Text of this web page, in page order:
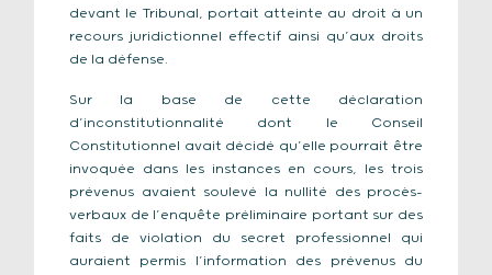
devant le Tribunal, portait atteinte au droit à un
recours juridictionnel effectif ainsi qu’aux droits
de la défense.
Sur la base de cette déclaration
d’inconstitutionnalité dont le Conseil
Constitutionnel avait décidé qu’elle pourrait être
invoquée dans les instances en cours, les trois
prévenus avaient soulevé la nullité des procès-
verbaux de l’enquête préliminaire portant sur des
faits de violation du secret professionnel qui
auraient permis l’information des prévenus du